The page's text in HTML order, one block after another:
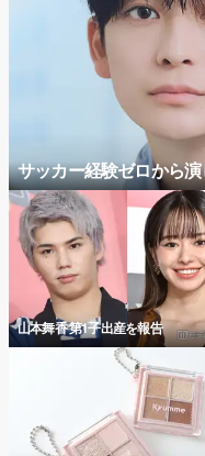
サッカー経験ゼロから
山本舞香 第1子出産を報告